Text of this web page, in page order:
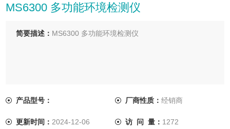
MS6300 多功能环境检测仪
简要描述： MS6300 多功能环境检测仪
产品型号： 厂商性质： 经销商
更新时间： 2024-12-06 访 问 量： 1272